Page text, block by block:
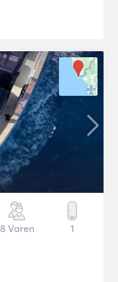
8 Varen 1